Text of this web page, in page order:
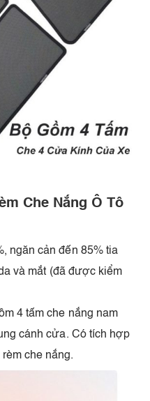
Che Nắng Ô Tô
ngăn cản đến 85% tia
và mắt (đã được kiểm
4 tấm che nắng nam
cánh cửa. Có tích hợp
che nắng.